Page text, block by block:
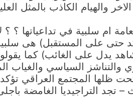
والهيام الكاذب بالمثل
ام سلبية في تداعياتها ؟ ؟
حتى على المستقبل) هى
يدل على الغائب) كما
والتناشز السياسي والغياب
ظلها المجتمع العراقي
– تجد التراجيديا الغامضة